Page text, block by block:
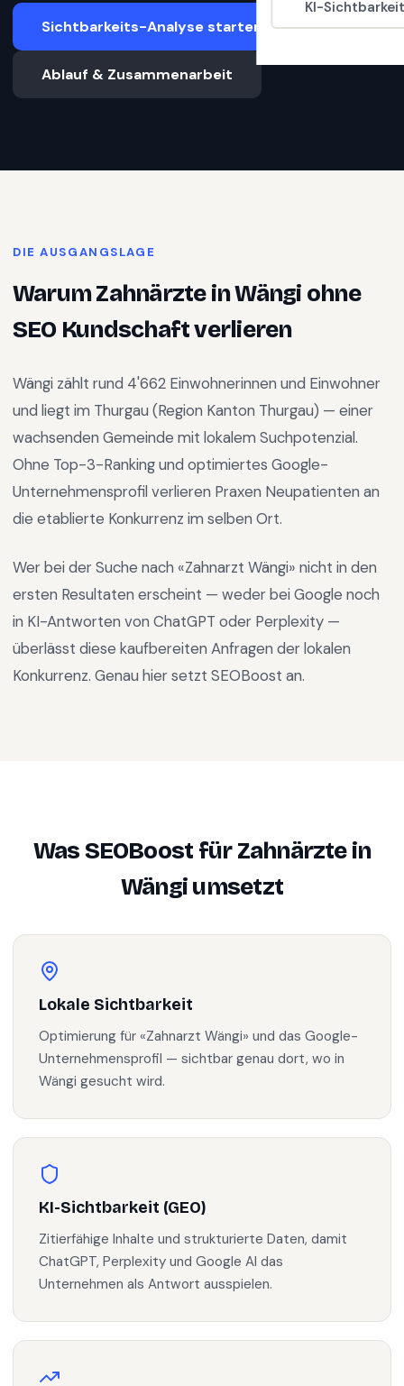
KI-
Sichtbarkeits-Analyse starten
Ablauf & Zusammenarbeit
DIE AUSGANGSLAGE
WarumZahnärzteinWängi ohne
SEO Kundschaft verlieren
Wängi zählt rund 4'662 Einwohnerinnen und Einwohner
und liegt im Thurgau (Region Kanton Thurgau) — einer
wachsenden Gemeinde mit lokalem Suchpotenzial.
Ohne Top-3-Ranking und optimiertes Google-
Unternehmensprofil verlieren Praxen Neupatienten an
die etablierte Konkurrenz im selben Ort.
Wer bei der Suche nach «Zahnarzt Wängi» nicht in den
ersten Resultaten erscheint — weder bei Google noch
in KI-Antworten von ChatGPT oder Perplexity —
überlässt diese kaufbereiten Anfragen der lokalen
Konkurrenz. Genau hier setzt SEOBoost an.
Was SEOBoost fürZahnärztein
Wängiumsetzt
Lokale Sichtbarkeit
Optimierung für «Zahnarzt Wängi» und das Google-
Unternehmensprofil — sichtbar genau dort, wo in
Wängi gesucht wird.
KI-Sichtbarkeit (GEO)
Zitierfähige Inhalte und strukturierte Daten, damit
ChatGPT, Perplexity und Google AI das
Unternehmen als Antwort ausspielen.